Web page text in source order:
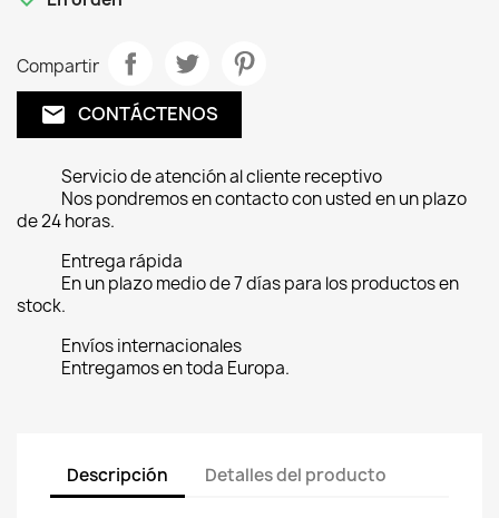
Compartir
email CONTÁCTENOS
Servicio de atención al cliente receptivo
Nos pondremos en contacto con usted en un plazo
de 24 horas.
Entrega rápida
En un plazo medio de 7 días para los productos en
stock.
Envíos internacionales
Entregamos en toda Europa.
Descripción Detalles del producto